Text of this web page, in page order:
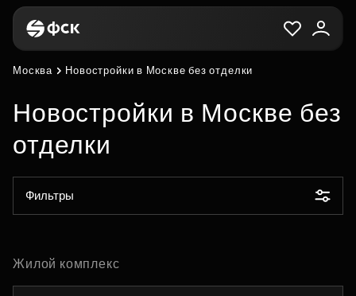
Москва Новостройки в Москве без отделки
Новостройки в Москве без
отделки
Фильтры
Жилой комплекс